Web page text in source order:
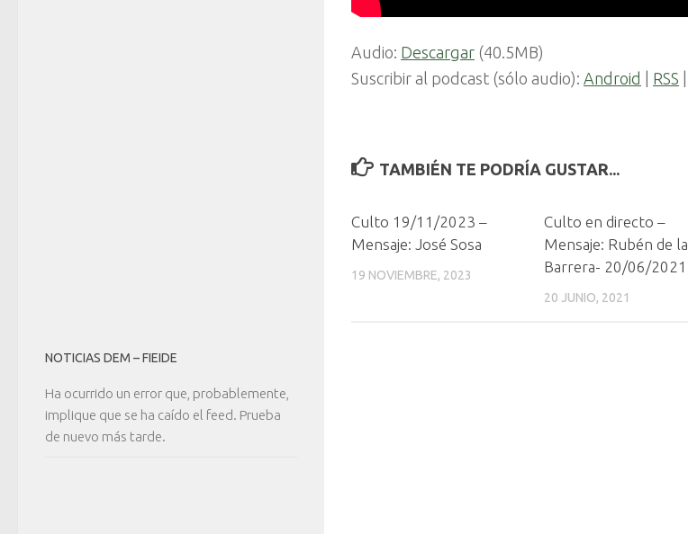
Audio: Descargar (40.5MB)
Suscribir al podcast (sólo audio): Android RSS
TAMBIÉN TE PODRÍA GUSTAR...
Culto 19/11/2023 –
Mensaje: José Sosa
19 NOVIEMBRE, 2023
Culto en directo –
Mensaje: Rubén de la
Barrera- 20/06/2021
20 JUNIO, 2021
NOTICIAS DEM – FIEIDE
Ha ocurrido un error que, probablemente,
implique que se ha caído el feed. Prueba
de nuevo más tarde.